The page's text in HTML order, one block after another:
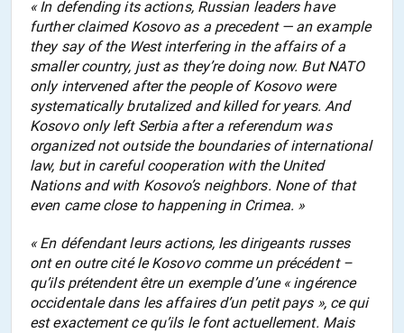
« In defending its actions, Russian leaders have
further claimed Kosovo as a precedent — an example
they say of the West interfering in the affairs of a
smaller country, just as they’re doing now. But NATO
only intervened after the people of Kosovo were
systematically brutalized and killed for years. And
Kosovo only left Serbia after a referendum was
organized not outside the boundaries of international
law, but in careful cooperation with the United
Nations and with Kosovo’s neighbors. None of that
even came close to happening in Crimea. »
« En défendant leurs actions, les dirigeants russes
ont en outre cité le Kosovo comme un précédent –
qu’ils prétendent être un exemple d’une « ingérence
occidentale dans les affaires d’un petit pays », ce qui
est exactement ce qu’ils le font actuellement. Mais